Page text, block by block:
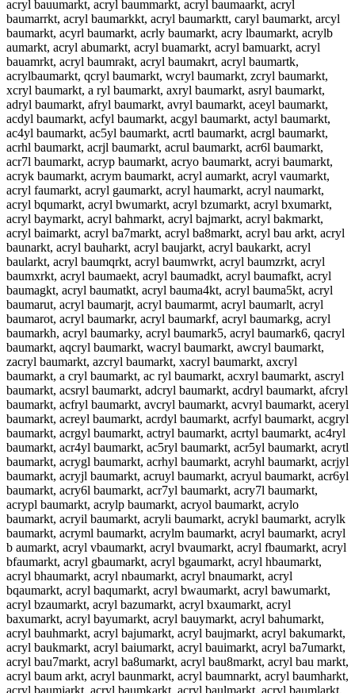
acryl bauumarkt, acryl baummarkt, acryl baumaarkt, acryl
baumarrkt, acryl baumarkkt, acryl baumarktt, caryl baumarkt, arcyl
baumarkt, acyrl baumarkt, acrly baumarkt, acry lbaumarkt, acrylb
aumarkt, acryl abumarkt, acryl buamarkt, acryl bamuarkt, acryl
bauamrkt, acryl baumrakt, acryl baumakrt, acryl baumartk,
acrylbaumarkt, qcryl baumarkt, wcryl baumarkt, zcryl baumarkt,
xcryl baumarkt, a ryl baumarkt, axryl baumarkt, asryl baumarkt,
adryl baumarkt, afryl baumarkt, avryl baumarkt, aceyl baumarkt,
acdyl baumarkt, acfyl baumarkt, acgyl baumarkt, actyl baumarkt,
ac4yl baumarkt, ac5yl baumarkt, acrtl baumarkt, acrgl baumarkt,
acrhl baumarkt, acrjl baumarkt, acrul baumarkt, acr6l baumarkt,
acr7l baumarkt, acryp baumarkt, acryo baumarkt, acryi baumarkt,
acryk baumarkt, acrym baumarkt, acryl aumarkt, acryl vaumarkt,
acryl faumarkt, acryl gaumarkt, acryl haumarkt, acryl naumarkt,
acryl bqumarkt, acryl bwumarkt, acryl bzumarkt, acryl bxumarkt,
acryl baymarkt, acryl bahmarkt, acryl bajmarkt, acryl bakmarkt,
acryl baimarkt, acryl ba7markt, acryl ba8markt, acryl bau arkt, acryl
baunarkt, acryl bauharkt, acryl baujarkt, acryl baukarkt, acryl
baularkt, acryl baumqrkt, acryl baumwrkt, acryl baumzrkt, acryl
baumxrkt, acryl baumaekt, acryl baumadkt, acryl baumafkt, acryl
baumagkt, acryl baumatkt, acryl bauma4kt, acryl bauma5kt, acryl
baumarut, acryl baumarjt, acryl baumarmt, acryl baumarlt, acryl
baumarot, acryl baumarkr, acryl baumarkf, acryl baumarkg, acryl
baumarkh, acryl baumarky, acryl baumark5, acryl baumark6, qacryl
baumarkt, aqcryl baumarkt, wacryl baumarkt, awcryl baumarkt,
zacryl baumarkt, azcryl baumarkt, xacryl baumarkt, axcryl
baumarkt, a cryl baumarkt, ac ryl baumarkt, acxryl baumarkt, ascryl
baumarkt, acsryl baumarkt, adcryl baumarkt, acdryl baumarkt, afcryl
baumarkt, acfryl baumarkt, avcryl baumarkt, acvryl baumarkt, aceryl
baumarkt, acreyl baumarkt, acrdyl baumarkt, acrfyl baumarkt, acgryl
baumarkt, acrgyl baumarkt, actryl baumarkt, acrtyl baumarkt, ac4ryl
baumarkt, acr4yl baumarkt, ac5ryl baumarkt, acr5yl baumarkt, acrytl
baumarkt, acrygl baumarkt, acrhyl baumarkt, acryhl baumarkt, acrjyl
baumarkt, acryjl baumarkt, acruyl baumarkt, acryul baumarkt, acr6yl
baumarkt, acry6l baumarkt, acr7yl baumarkt, acry7l baumarkt,
acrypl baumarkt, acrylp baumarkt, acryol baumarkt, acrylo
baumarkt, acryil baumarkt, acryli baumarkt, acrykl baumarkt, acrylk
baumarkt, acryml baumarkt, acrylm baumarkt, acryl baumarkt, acryl
b aumarkt, acryl vbaumarkt, acryl bvaumarkt, acryl fbaumarkt, acryl
bfaumarkt, acryl gbaumarkt, acryl bgaumarkt, acryl hbaumarkt,
acryl bhaumarkt, acryl nbaumarkt, acryl bnaumarkt, acryl
bqaumarkt, acryl baqumarkt, acryl bwaumarkt, acryl bawumarkt,
acryl bzaumarkt, acryl bazumarkt, acryl bxaumarkt, acryl
baxumarkt, acryl bayumarkt, acryl bauymarkt, acryl bahumarkt,
acryl bauhmarkt, acryl bajumarkt, acryl baujmarkt, acryl bakumarkt,
acryl baukmarkt, acryl baiumarkt, acryl bauimarkt, acryl ba7umarkt,
acryl bau7markt, acryl ba8umarkt, acryl bau8markt, acryl bau markt,
acryl baum arkt, acryl baunmarkt, acryl baumnarkt, acryl baumharkt,
acryl baumjarkt, acryl baumkarkt, acryl baulmarkt, acryl baumlarkt,